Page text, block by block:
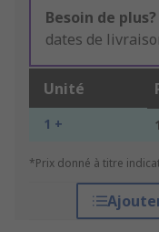
Besoin de plus?
dates de
Unité
1 +
*Prix donné à titre